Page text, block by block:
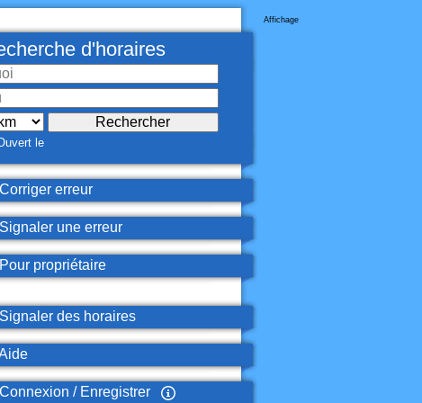
Affichage
d'horaires
le
erreur
Signaler une erreur
propriétaire
des horaires
Connexion / Enregistrer